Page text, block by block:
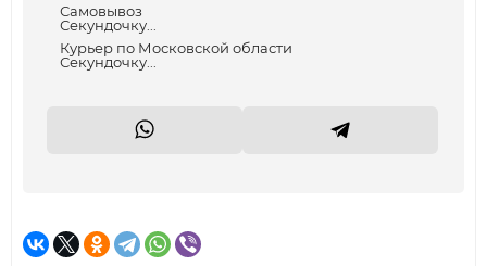
Самовывоз
Секундочку...
Курьер по Московской области
Секундочку...